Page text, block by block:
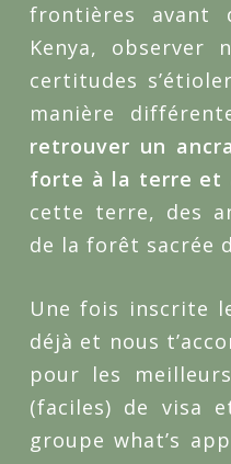
frontières avant
Kenya, observer
certitudes
manière
retrouver un
forte à la terre et
cette terre, des
de la forêt sacrée
Une fois inscrite
déjà et nous
pour les
(faciles) de visa
groupe what’s